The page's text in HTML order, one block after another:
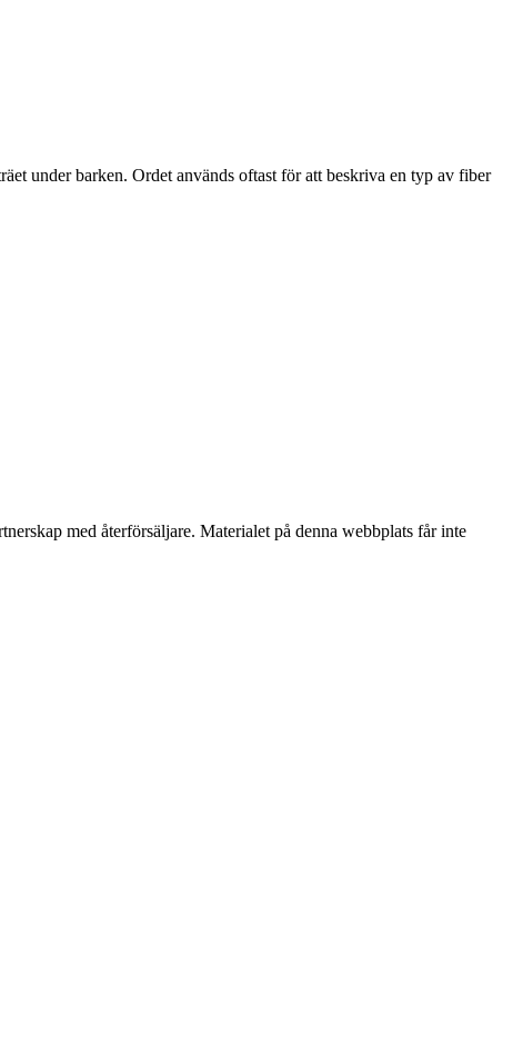
under barken. Ordet används oftast för att beskriva en typ av fiber
med återförsäljare. Materialet på denna webbplats får inte